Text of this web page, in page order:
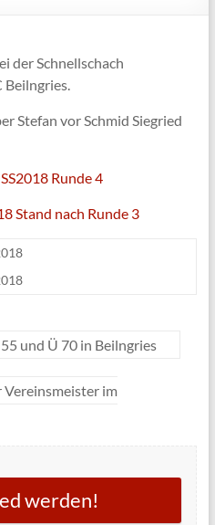
der Schnellschach
Beilngries.
Stefan vor Schmid Siegried
SS2018 Runde 4
Stand nach Runde 3
und Ü 70 in Beilngries
im
werden!